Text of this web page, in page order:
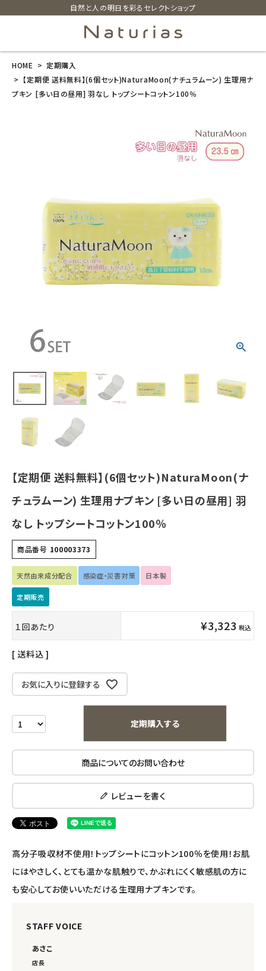
自然と人の明日を彩るセレクトショップ
search
無料】(6個セッ
ト)NaturaMoo
ン) 生理用ナプ
キン [多い日の
昼用] 羽なし ト
ホーム
新商品
カテゴリーから探す
美容・コスメ・香水
衛生用品
日用品雑貨
インナー・下着・ナイトウェア
キッズ・ベビー・マタニティ
キッチン用品
フード・ドリンク
ブランド
定期購入
オリジナルブランド
ナチュラムーン
エコリュクス
ナチュラプラス
アルモニベルツ
コラム・スタッフのおすすめ
HOME
定期購入
【定期便 送料無料】(6個セット)NaturaMoon(ナチュラムーン) 生理用ナ
プキン [多い日の昼用] 羽なし トップシートコットン100％
【定期便 送料無料】(6個セット)NaturaMoon(ナ
チュラムーン) 生理用ナプキン [多い日の昼用] 羽
なし トップシートコットン100％
商品番号 100003373
天然由来成分配合 感染症・災害対策 日本製
定期販売
１回あたり ¥3,323 税込
送料込
お気に入りに登録する
定期購入する
商品についてのお問い合わせ
レビューを書く
高分子吸収材不使用！トップシートにコットン100％を使用！お肌
にはやさしく、とても温かな肌触りで、かぶれにくく敏感肌の方に
も安心してお使いいただける生理用ナプキンです。
STAFF VOICE
あさこ
店長